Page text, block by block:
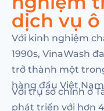
dịch vụ
Với kinh nghiệm
1990s, VinaWash
trở thành một
hàng đầu Việt Nam
Với trụ sở chính ở
phát triển với hơn